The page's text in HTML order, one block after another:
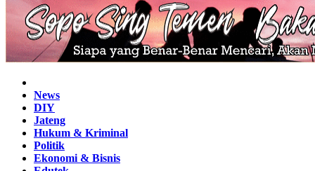
News
DIY
Jateng
Hukum & Kriminal
Politik
Ekonomi & Bisnis